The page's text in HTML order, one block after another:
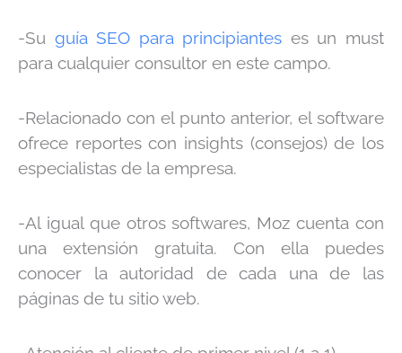
-Su guía SEO para principiantes es un must
para cualquier consultor en este campo.
-Relacionado con el punto anterior, el software
ofrece reportes con insights (consejos) de los
especialistas de la empresa.
-Al igual que otros softwares, Moz cuenta con
una extensión gratuita. Con ella puedes
conocer la autoridad de cada una de las
páginas de tu sitio web.